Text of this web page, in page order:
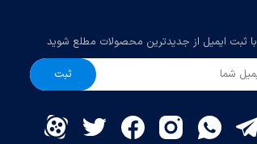
با ثبت ایمیل از جدیدترین محصولات مطلع شوید
ثبت